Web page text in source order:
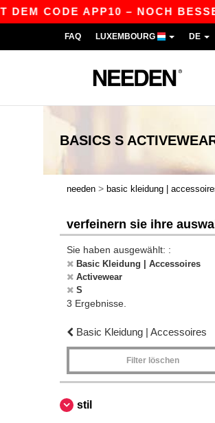
CODE APP10 – NOCH
FAQ LUXEMBOURG DE
BASICS S
needen > basic kleidung |
verfeinern sie ihre
Sie haben ausgewählt: :
Basic Kleidung | Accessoires
Activewear
S
3 Ergebnisse.
Basic Kleidung | Accessoires
Filter löschen
stil